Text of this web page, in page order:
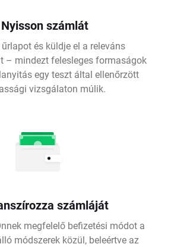
számlát
és küldje el a releváns
– mindezt felesleges formaságok
egy teszt által ellenőrzött
vizsgálaton múlik.
számláját
megfelelő befizetési módot a
módszerek közül, beleértve az